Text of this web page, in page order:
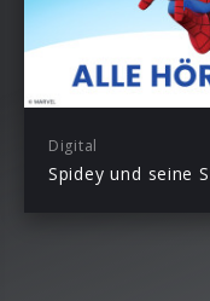
Digital